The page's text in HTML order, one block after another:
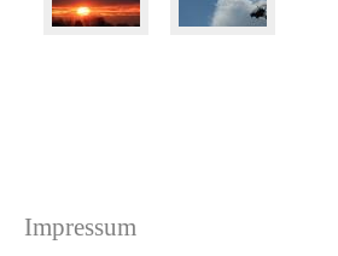
Impressum